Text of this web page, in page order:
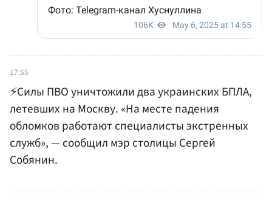
17:55
⚡️Силы ПВО уничтожили два украинских БПЛА,
летевших на Москву. «На месте падения
обломков работают специалисты экстренных
служб», — сообщил мэр столицы Сергей
Собянин.